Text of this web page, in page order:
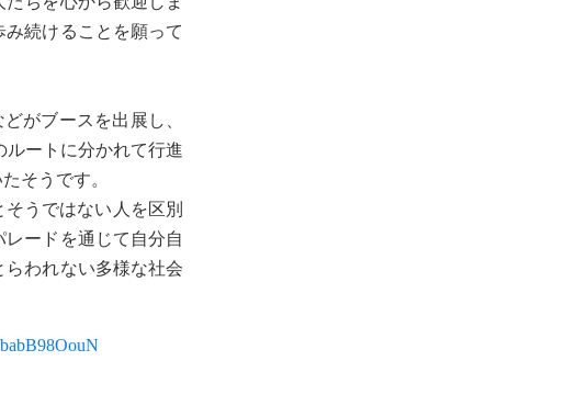
続けることを願って
がブースを出展し、
ルートに分かれて行進
そうです。
うではない人を区別
ードを通じて自分自
われない多様な社会